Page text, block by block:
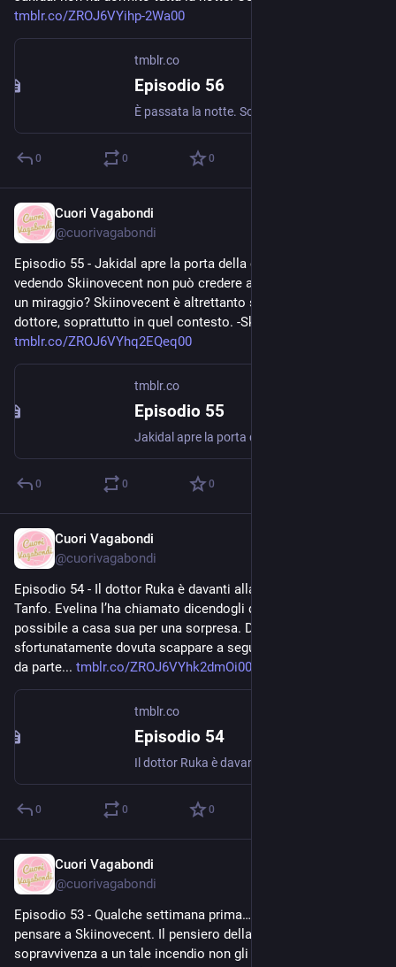
tmblr.co/ZROJ6VYihp-2Wa00
tmblr.co
Episodio 56
0 0 0
Cuori Vagabondi
@cuorivagabondi
Episodio 55 - Jakidal apre la porta della cantina. Ruka
vedendo Skiinovecent non può credere ai propri occhi. È forse
un miraggio? Skiinovecent è altrettanto stupita di rivedere il
dottore, soprattutto in quel contesto. -Skiinovecent, non sa...
tmblr.co/ZROJ6VYhq2EQeq00
tmblr.co
Episodio 55
0 0 0
Cuori Vagabondi
@cuorivagabondi
Episodio 54 - Il dottor Ruka è davanti alla porta di Villa del
Tanfo. Evelina l’ha chiamato dicendogli di recarsi il prima
possibile a casa sua per una sorpresa. Donna Sorcia è
sfortunatamente dovuta scappare a seguito di una chiamata
da parte... tmblr.co/ZROJ6VYhk2dmOi00
tmblr.co
Episodio 54
0 0 0
Cuori Vagabondi
@cuorivagabondi
Episodio 53 - Qualche settimana prima… Ruka non fa altro che
pensare a Skiinovecent. Il pensiero della sua inaspettata
sopravvivenza a un tale incendio non gli permette di dormire…